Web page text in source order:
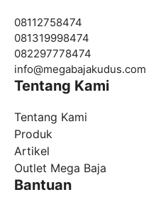
08112758474
081319998474
082297778474
info@megabajakudus.com
Tentang Kami
Tentang Kami
Produk
Artikel
Outlet Mega Baja
Bantuan